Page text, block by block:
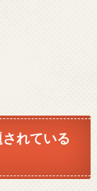
れている